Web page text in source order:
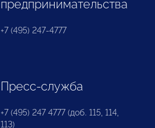
предпринимательства
+7 (495) 247-4777
Пресс-служба
+7 (495) 247 4777 (доб. 115, 114,
113)